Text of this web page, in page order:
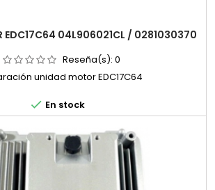
EDC17C64 04L906021CL / 0281030370
Reseña(s): 0
unidad motor EDC17C64
 En stock